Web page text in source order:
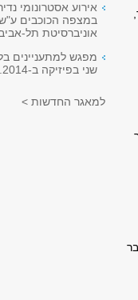
אירוע אסטרונומי
במצפה הכוכבים ע"ש
אוניברסיטת תל-אביב
מפגש למתעניינים
שני בפיזיקה ב-9.3.2014
למאגר החדשות >